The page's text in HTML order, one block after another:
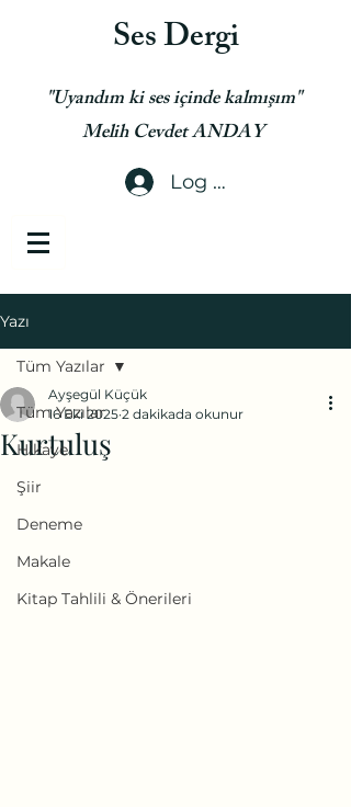
Ses Dergi
"Uyandım ki ses içinde kalmışım"
Melih Cevdet ANDAY
Log In
Yazı
Tüm Yazılar
Hikaye
Şiir
Deneme
Makale
Kitap Tahlili & Önerileri
Tüm Yazılar
Kurtuluş
Ayşegül Küçük
16 Eki 2025 2 dakikada okunur